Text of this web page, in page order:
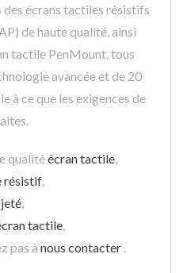
écrans tactiles résistifs
de haute qualité, ainsi
tactile PenMount, tous
avancée et de 20
à ce que les exigences de
qualitéécran tactile
résistif
tactile
pas à nous contacter